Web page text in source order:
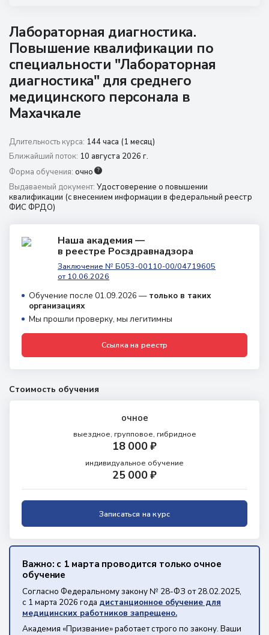
Перейти на портал дистанционного обучения
Лабораторная диагностика.
Повышение квалификации по
специальности "Лабораторная
диагностика" для среднего
медицинского персонала в
Махачкале
Длительность курса: 144 часа (1 месяц)
Ближайший поток: 10 августа 2026 г.
Форма обучения: очно ?
Выдаваемый документ: Удостоверение о повышении
квалификации (с внесением информации в федеральный реестр
ФИС ФРДО)
Наша академия —
в реестре Росздравнадзора
Заключение № Б053-00110-00/04719605
от 10.06.2026
Обучение после 01.09.2026 — только в таких
организациях
Мы прошли проверку, мы легитимны
Ссылка на реестр
Стоимость обучения
очное
выездное, групповое, гибридное
18 000 ₽
индивидуальное обучение
25 000 ₽
Записаться на курс
Важно: с 1 марта проводится только очное
обучение
Согласно Федеральному закону № 28-ФЗ от 28.02.2025,
с 1 марта 2026 года дистанционное обучение для
медицинских работников запрещено.
Академия «Призвание» работает строго по закону. Ваши